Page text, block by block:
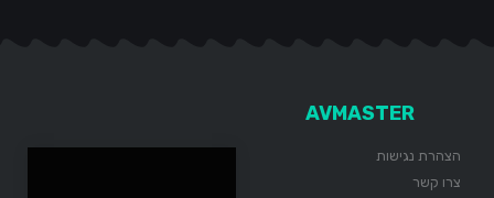
AVMASTER
הצהרת נגישות
צרו קשר